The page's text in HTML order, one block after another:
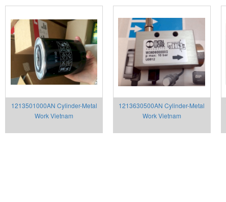
1213501000AN Cylinder-Metal
Work Vietnam
1213630500AN Cylinder-Metal
Work Vietnam